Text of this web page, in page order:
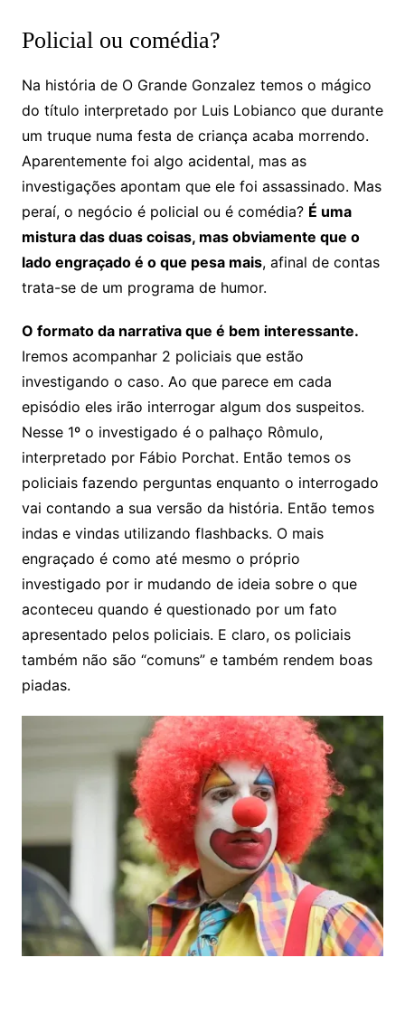
Policial ou comédia?
Na história de O Grande Gonzalez temos o mágico
do título interpretado por Luis Lobianco que durante
um truque numa festa de criança acaba morrendo.
Aparentemente foi algo acidental, mas as
investigações apontam que ele foi assassinado. Mas
peraí, o negócio é policial ou é comédia? É uma
mistura das duas coisas, mas obviamente que o
lado engraçado é o que pesa mais, afinal de contas
trata-se de um programa de humor.
O formato da narrativa que é bem interessante.
Iremos acompanhar 2 policiais que estão
investigando o caso. Ao que parece em cada
episódio eles irão interrogar algum dos suspeitos.
Nesse 1º o investigado é o palhaço Rômulo,
interpretado por Fábio Porchat. Então temos os
policiais fazendo perguntas enquanto o interrogado
vai contando a sua versão da história. Então temos
indas e vindas utilizando flashbacks. O mais
engraçado é como até mesmo o próprio
investigado por ir mudando de ideia sobre o que
aconteceu quando é questionado por um fato
apresentado pelos policiais. E claro, os policiais
também não são “comuns” e também rendem boas
piadas.